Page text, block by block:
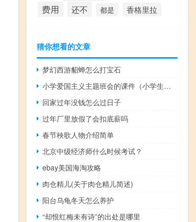
费用 还不 都是 香格里拉
猜你想看的文章
梦幻西游貂蝉怎么打宝石
小学爱国主义主题班会的课件（小学生怎样做才爱国 主题班会课件）
回家过年没钱怎么过日子
过年厂里放假了会扣底薪吗
春节秧歌人物介绍简单
北京中级经济师什么时候考试？
ebay美国海淘攻略
肉仓精儿(关于肉仓精儿简述)
阳台乌龟冬天怎么养护
“却恨红梅未有诗”的出处是哪里